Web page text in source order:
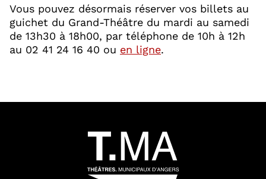
Vous pouvez désormais réserver vos billets au
guichet du Grand-Théâtre du mardi au samedi
de 13h30 à 18h00, par téléphone de 10h à 12h
au 02 41 24 16 40 ou en ligne, Ouvre une
.